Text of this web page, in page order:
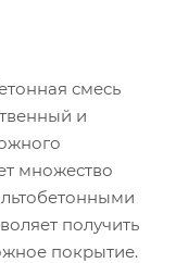
смесь
и
множество
получить
покрытие.